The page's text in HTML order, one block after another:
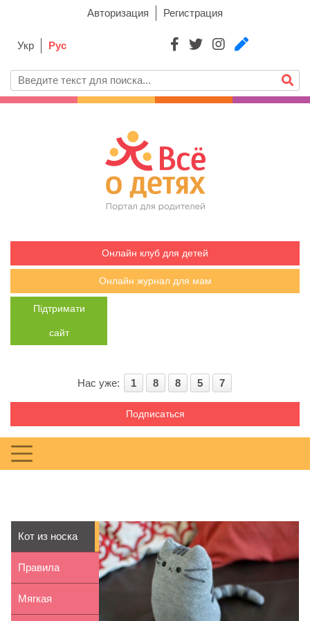
Авторизация Регистрация
Укр Рус
Онлайн клуб для детей
Онлайн журнал для мам
Підтримати
сайт
Нас уже: 1 8 8 5 7
Подписаться
Кот из носка
своими руками
Правила
стирки детских
Мягкая